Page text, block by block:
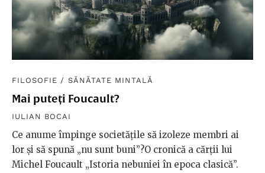
FILOSOFIE / SĂNĂTATE MINTALĂ
Mai puteți Foucault?
IULIAN BOCAI
Ce anume împinge societățile să izoleze membri ai
lor și să spună „nu sunt buni”?O cronică a cărții lui
Michel Foucault „Istoria nebuniei în epoca clasică”.